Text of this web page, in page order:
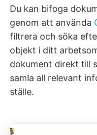
Du kan bifoga
genom att använda
filtrera och söka
objekt i ditt
dokument direkt till
samla all relevant
ställe.